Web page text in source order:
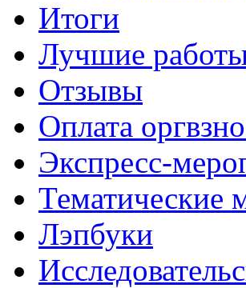
Итоги
Лучшие
Отзывы
Оплата
Экспресс-
Тематические
Лэпбуки